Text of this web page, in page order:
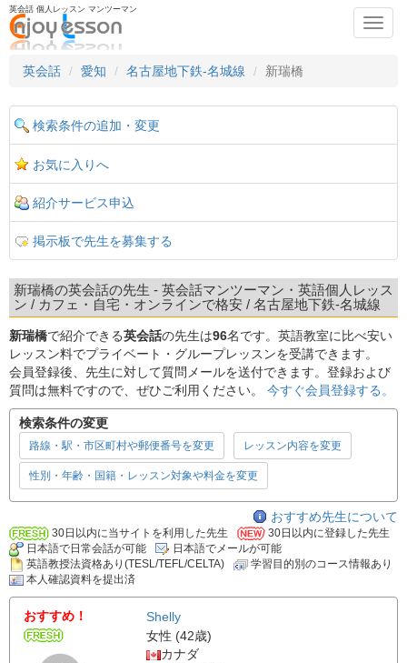
英会話 個人レッスン マンツーマン
英会話
愛知 名古屋地下鉄-名城線 新瑞橋
検索条件の追加・変更
お気に入りへ
紹介サービス申込
掲示板で先生を募集する
新瑞橋の英会話の先生 - 英会話マンツーマン・英語個人レッス
ン / カフェ・自宅・オンラインで格安 / 名古屋地下鉄-名城線
新瑞橋で紹介できる英会話の先生は96名です。英語教室に比べ安い
レッスン料でプライベート・グループレッスンを受講できます。
会員登録後、先生に対して質問メールを送付できます。登録および
質問は無料ですので、ぜひご利用ください。 今すぐ会員登録する。
検索条件の変更
路線・駅・市区町村や郵便番号を変更 レッスン内容を変更
性別・年齢・国籍・レッスン対象や料金を変更
おすすめ先生について
30日以内に当サイトを利用した先生
30日以内に登録した先生
日本語で日常会話が可能
日本語でメールが可能
英語教授法資格あり(TESL/TEFL/CELTA)
学習目的別のコース情報あり
本人確認資料を提出済
おすすめ！
Shelly
女性 (42歳)
カナダ